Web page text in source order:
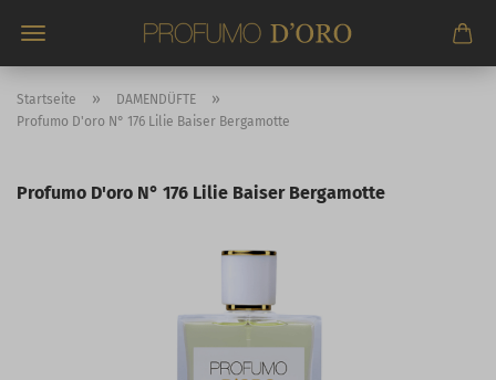
zum
Startseite » DAMENDÜFTE »
Profumo D'oro N° 176 Lilie Baiser Bergamotte
Profumo D'oro N° 176 Lilie Baiser Bergamotte